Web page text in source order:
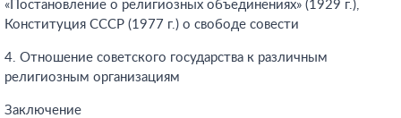
«Постановление о религиозных объединениях» (1929 г.),
Конституция СССР (1977 г.) о свободе совести
4. Отношение советского государства к различным
религиозным организациям
Заключение